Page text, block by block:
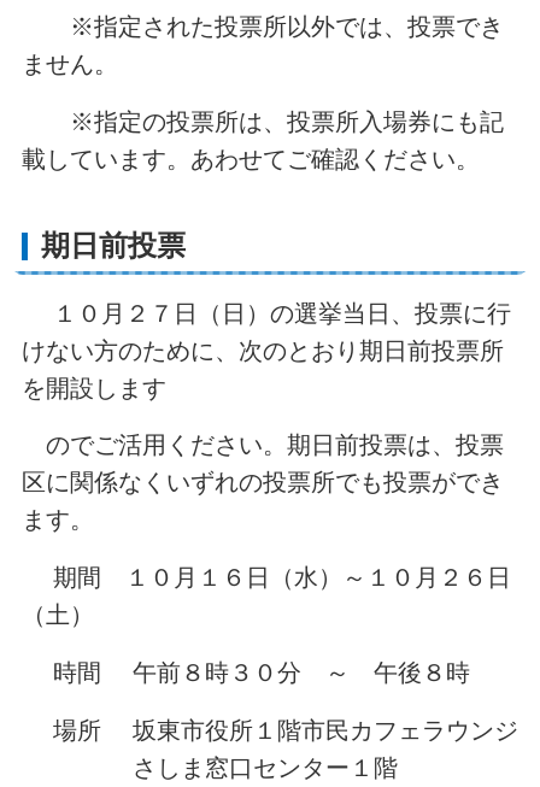
※指定された投票所以外では、投票でき
ません。
※指定の投票所は、投票所入場券にも記
載しています。あわせてご確認ください。
期日前投票
１０月２７日（日）の選挙当日、投票に行
けない方のために、次のとおり期日前投票所
を開設します
のでご活用ください。期日前投票は、投票
区に関係なくいずれの投票所でも投票ができ
ます。
期間 １０月１６日（水）～１０月２６日
（土）
時間 午前８時３０分 ～ 午後８時
場所 坂東市役所１階市民カフェラウンジ
さしま窓口センター１階